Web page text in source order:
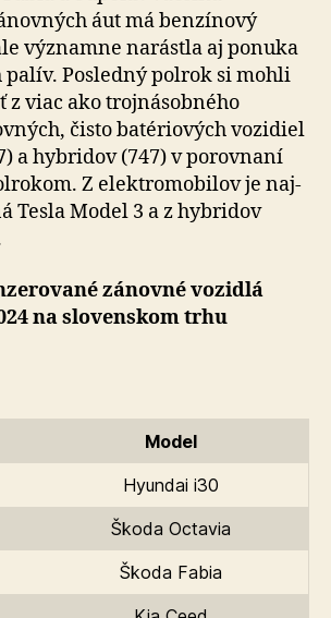
áut má ben­zí­no­vý
významne narástla aj ponuka
Posledný pol­rok si mohli
z viac ako troj­ná­sob­ného
čisto baté­rio­vých vo­zi­diel
a hybridov (747) v po­rov­na­ní
Z elektro­mo­bi­lov je naj­
Tesla Model 3 a z hybri­dov
zánovné vozidlá
na slo­ven­skom trhu
Model
Hyundai i30
Škoda Octavia
Škoda Fabia